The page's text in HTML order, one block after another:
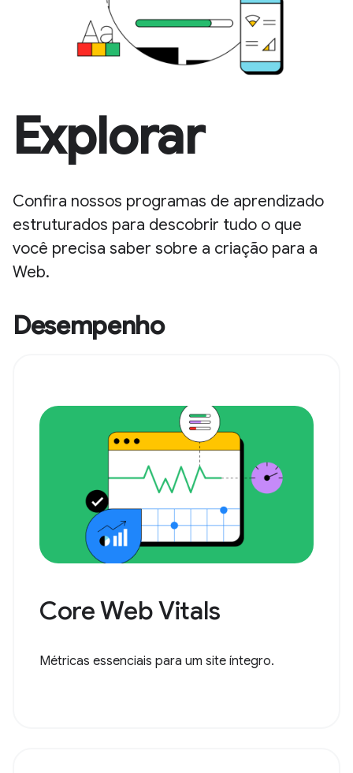
Explorar
Confira nossos programas de aprendizado
estruturados para descobrir tudo o que
você precisa saber sobre a criação para a
Web.
Desempenho
Core Web Vitals
Métricas essenciais para um site íntegro.